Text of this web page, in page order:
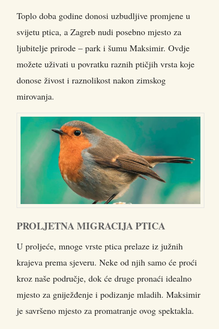
Toplo doba godine donosi uzbudljive promjene u
svijetu ptica, a Zagreb nudi posebno mjesto za
ljubitelje prirode – park i šumu Maksimir. Ovdje
možete uživati u povratku raznih ptičjih vrsta koje
donose živost i raznolikost nakon zimskog
mirovanja.
PROLJETNA MIGRACIJA PTICA
U proljeće, mnoge vrste ptica prelaze iz južnih
krajeva prema sjeveru. Neke od njih samo će proći
kroz naše područje, dok će druge pronaći idealno
mjesto za gniježđenje i podizanje mladih. Maksimir
je savršeno mjesto za promatranje ovog spektakla.